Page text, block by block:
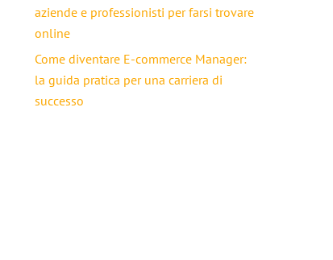
aziende e professionisti per farsi trovare
online
Come diventare E-commerce Manager:
la guida pratica per una carriera di
successo